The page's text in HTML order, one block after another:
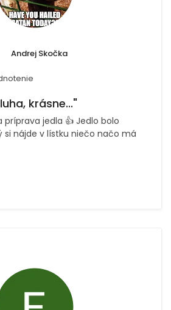
Andrej Skočka
krásne..."
príprava jedla 👍 Jedlo bolo
si nájde v lístku niečo načo má